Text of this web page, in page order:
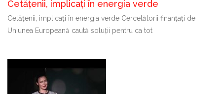
Cetățenii, implicați în energia verde
Cetățenii, implicați în energia verde Cercetătorii finanțați de
Uniunea Europeană caută soluții pentru ca tot